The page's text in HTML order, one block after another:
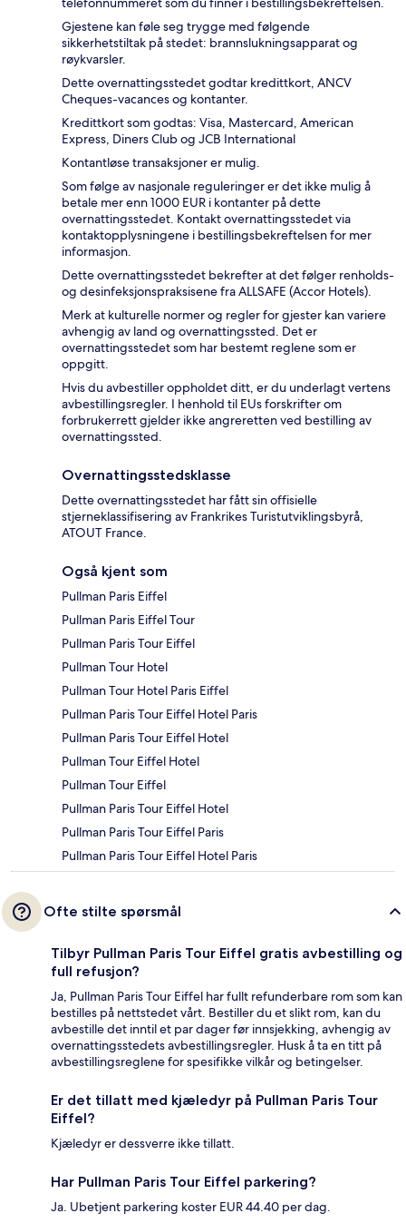
Gjestene kan føle seg trygge med følgende
sikkerhetstiltak på stedet: brannslukningsapparat og
røykvarsler.
Dette overnattingsstedet godtar kredittkort, ANCV
Cheques-vacances og kontanter.
Kredittkort som godtas: Visa, Mastercard, American
Express, Diners Club og JCB International
Kontantløse transaksjoner er mulig.
Som følge av nasjonale reguleringer er det ikke mulig å
betale mer enn 1000 EUR i kontanter på dette
overnattingsstedet. Kontakt overnattingsstedet via
kontaktopplysningene i bestillingsbekreftelsen for mer
informasjon.
Dette overnattingsstedet bekrefter at det følger renholds-
og desinfeksjonspraksisene fra ALLSAFE (Accor Hotels).
Merk at kulturelle normer og regler for gjester kan variere
avhengig av land og overnattingssted. Det er
overnattingsstedet som har bestemt reglene som er
oppgitt.
Hvis du avbestiller oppholdet ditt, er du underlagt vertens
avbestillingsregler. I henhold til EUs forskrifter om
forbrukerrett gjelder ikke angreretten ved bestilling av
overnattingssted.
Overnattingsstedsklasse
Dette overnattingsstedet har fått sin offisielle
stjerneklassifisering av Frankrikes Turistutviklingsbyrå,
ATOUT France.
Også kjent som
Pullman Paris Eiffel
Pullman Paris Eiffel Tour
Pullman Paris Tour Eiffel
Pullman Tour Hotel
Pullman Tour Hotel Paris Eiffel
Pullman Paris Tour Eiffel Hotel Paris
Pullman Paris Tour Eiffel Hotel
Pullman Tour Eiffel Hotel
Pullman Tour Eiffel
Pullman Paris Tour Eiffel Hotel
Pullman Paris Tour Eiffel Paris
Pullman Paris Tour Eiffel Hotel Paris
Ofte stilte spørsmål
Tilbyr Pullman Paris Tour Eiffel gratis avbestilling og
full refusjon?
Ja, Pullman Paris Tour Eiffel har fullt refunderbare rom som kan
bestilles på nettstedet vårt. Bestiller du et slikt rom, kan du
avbestille det inntil et par dager før innsjekking, avhengig av
overnattingsstedets avbestillingsregler. Husk å ta en titt på
avbestillingsreglene for spesifikke vilkår og betingelser.
Er det tillatt med kjæledyr på Pullman Paris Tour
Eiffel?
Kjæledyr er dessverre ikke tillatt.
Har Pullman Paris Tour Eiffel parkering?
Ja. Ubetjent parkering koster EUR 44.40 per dag.